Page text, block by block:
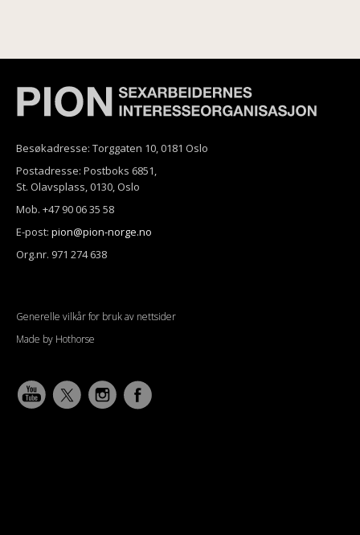
Besøkadresse: Torggaten 10, 0181 Oslo
Postadresse: Postboks 6851,
St. Olavsplass, 0130, Oslo
Mob. +47 90 06 35 58
E-post: pion@pion-norge.no
Org.nr. 971 274 638
Generelle vilkår for bruk av nettsider
Made by Hothorse